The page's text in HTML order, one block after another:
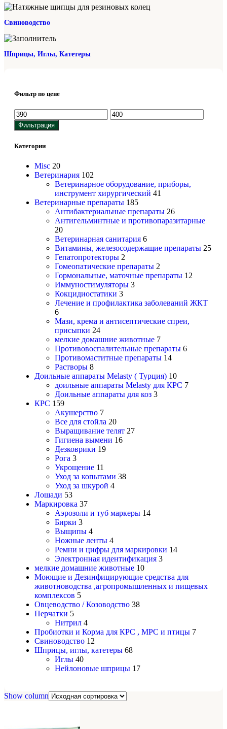
Свиноводство
Шприцы, Иглы, Катетеры
Фильтр по цене
Фильтрация
Категории
Misc 20
Ветеринария 102
Ветеринарное оборудование, приборы,
инструмент хирургический 41
Ветеринарные препараты 185
Антибактериальные препараты 26
Антигельминтные и противопаразитарные
20
Ветеринарная санитария 6
Витамины, железосодержащие препараты 25
Гепатопротекторы 2
Гомеопатические препараты 2
Гормональные, маточные препараты 12
Иммуностимуляторы 3
Кокцидиостатики 3
Лечение и профилактика заболеваний ЖКТ
6
Мази, крема и антисептические спреи,
присыпки 24
мелкие домашние животные 7
Противовоспалительные препараты 6
Противомаститные препараты 14
Растворы 8
Доильные аппараты Melasty ( Турция) 10
доильные аппараты Melasty для КРС 7
Доильные аппараты для коз 3
КРС 159
Акушерство 7
Все для стойла 20
Выращивание телят 27
Гигиена вымени 16
Дезковрики 19
Рога 3
Укрощение 11
Уход за копытами 38
Уход за шкурой 4
Лошади 53
Маркировка 37
Аэрозоли и туб маркеры 14
Бирки 3
Выщипы 4
Ножные ленты 4
Ремни и цифры для маркировки 14
Электронная идентификация 3
мелкие домашние животные 10
Моющие и Дезинфицирующие средства для
животноводства ,агропромышленных и пищевых
комплексов 5
Овцеводство / Козоводство 38
Перчатки 5
Нитрил 4
Пробиотки и Корма для КРС , МРС и птицы 7
Свиноводство 12
Шприцы, иглы, катетеры 68
Иглы 40
Нейлоновые шприцы 17
Show column